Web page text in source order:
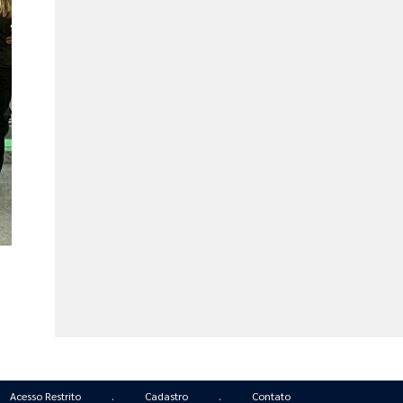
Acesso Restrito . Cadastro . Contato